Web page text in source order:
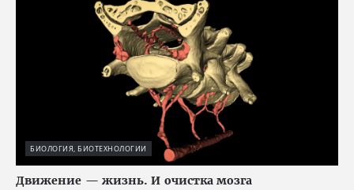
БИОЛОГИЯ, БИОТЕХНОЛОГИИ
Движение — жизнь. И очистка мозга